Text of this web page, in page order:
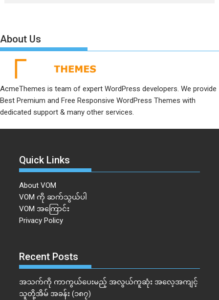
About Us
AcmeThemes is team of expert WordPress developers. We provide
Best Premium and Free Responsive WordPress Themes with
dedicated support & many other services.
Quick Links
About VOM
VOM ကို ဆက်သွယ်ပါ
VOM အကြောင်း
Privacy Policy
Recent Posts
အသက်ကို ကာကွယ်ပေးမည့် အလွယ်ကူဆုံး အလေ့အကျင့်
သူတို့အိမ် အခန်း (၁၈၇)